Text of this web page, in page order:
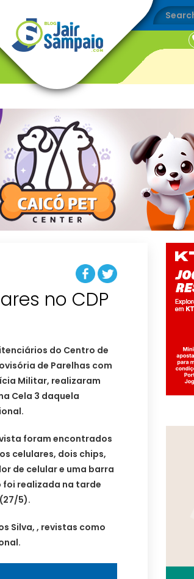
no CDP
do Centro de
de Parelhas com
Militar, realizaram
Cela 3 daquela
foram encontrados
celulares, dois chips,
de celular e uma barra
foi realizada na tarde
5).
Silva, , revistas como